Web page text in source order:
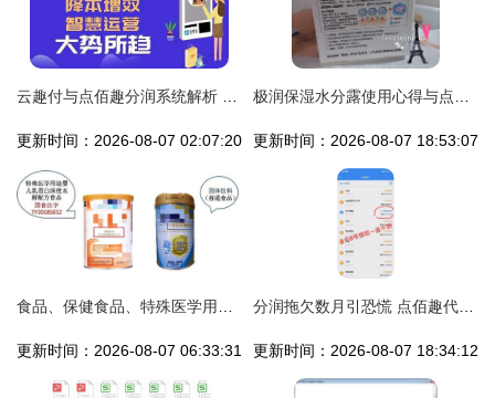
更新时间：2026-08-07 02:07:20 更新时间：2026-08-07 18:53:07
更新时间：2026-08-07 06:33:31 更新时间：2026-08-07 18:34:12